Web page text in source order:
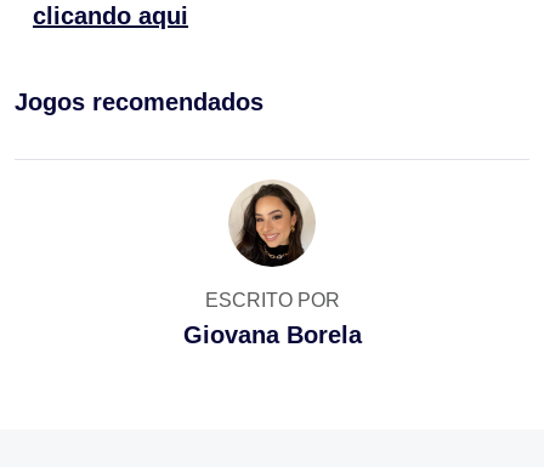
clicando aqui
Jogos recomendados
ESCRITO POR
Giovana Borela